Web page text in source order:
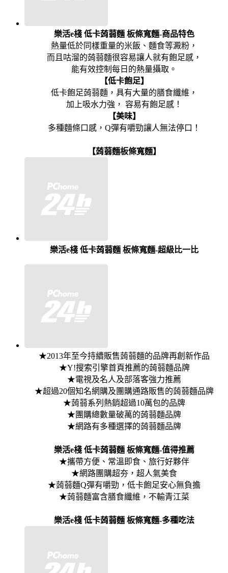
樂活e棧 低卡蒟蒻麵 板條寬麵-商品特色
熱量低於同樣重量的米飯、麵食等澱粉，
而且咕溜的蒟蒻麵很容易讓人就有飽足感，
能有效控制每日的熱量攝取。
【低卡飽足】
低卡飽足蒟蒻麵，具有大量的膳食纖維，
加上吸水力強， 容易有飽足感！
【美味】
多種麵條口感，Q彈有嚼勁讓人無法停口！
【蒟蒻麵板條寬麵】
樂活e棧 低卡蒟蒻麵 板條寬麵-超級比一比
★2013年至今持續販售蒟蒻麵的品牌再創新作品
★Y!搜索引擎首頁推薦的蒟蒻麵品牌
★電視及名人及部落客強力推薦
★超過20個知名網購及團購通路販售的蒟蒻麵品牌
★蒟蒻系列熱銷超過10萬包的品牌
★團購總數量破萬的蒟蒻麵品牌
★網路有多種選擇的蒟蒻麵品牌
樂活e棧 低卡蒟蒻麵 板條寬麵-值得推薦
★攜帶方便、常溫即食、旅行好夥伴
★網路團購超夯，超人氣美食
★蒟蒻麵Q彈有嚼勁，低卡飽足安心無負擔
★蒟蒻麵富含膳食纖維，不輸青江菜
樂活e棧 低卡蒟蒻麵 板條寬麵-多種吃法